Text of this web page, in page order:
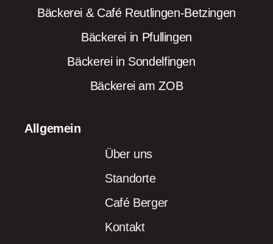
Bäckerei & Café Reutlingen-Betzingen
Bäckerei in Pfullingen
Bäckerei in Sondelfingen
Bäckerei am ZOB
Allgemein
Über uns
Standorte
Café Berger
Kontakt